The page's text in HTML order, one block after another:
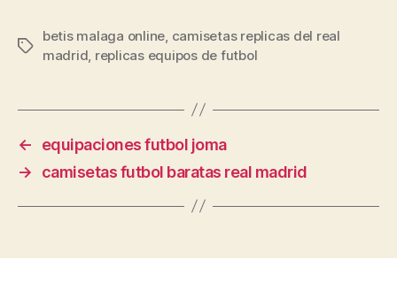
Etiquetas
betis malaga online camisetas replicas del real
madrid replicas equipos de futbol
←
equipaciones futbol joma
→
camisetas futbol baratas real madrid